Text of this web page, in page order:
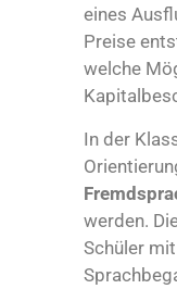
eines
Preise
welche
In der
werden.
Schüler